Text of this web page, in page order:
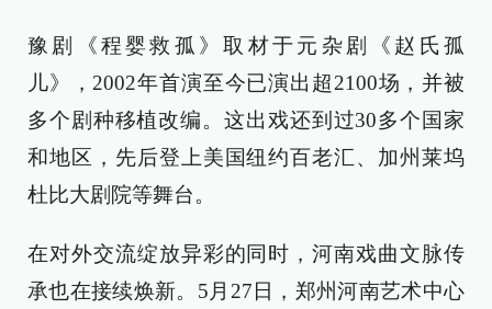
豫剧《程婴救孤》取材于元杂剧《赵氏孤
儿》，2002年首演至今已演出超2100场，并被
多个剧种移植改编。这出戏还到过30多个国家
和地区，先后登上美国纽约百老汇、加州莱坞
杜比大剧院等舞台。
在对外交流绽放异彩的同时，河南戏曲文脉传
承也在接续焕新。5月27日，郑州河南艺术中心